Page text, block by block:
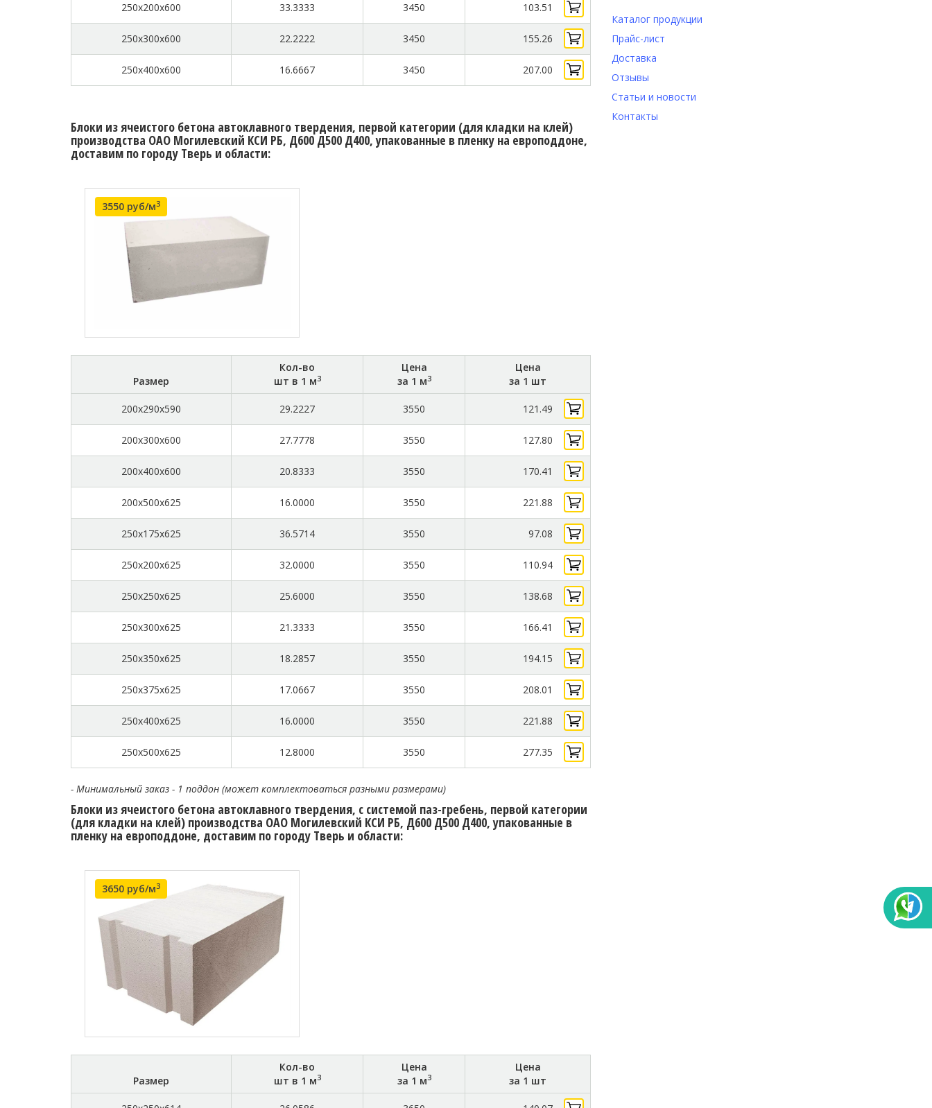
250x200x600 33.3333 3450 103.51
250x300x600 22.2222 3450 155.26
250x400x600 16.6667 3450 207.00
Блоки из ячеистого бетона автоклавного твердения, первой категории (для кладки на клей)
производства ОАО Могилевский КСИ РБ, Д600 Д500 Д400, упакованные в пленку на европоддоне,
доставим по городу Тверь и области:
3550 руб/м3
Размер
Кол-во
шт в 1 м3
Цена
за 1 м3
Цена
за 1 шт
200x290x590 29.2227 3550 121.49
200x300x600 27.7778 3550 127.80
200x400x600 20.8333 3550 170.41
200x500x625 16.0000 3550 221.88
250x175x625 36.5714 3550 97.08
250x200x625 32.0000 3550 110.94
250x250x625 25.6000 3550 138.68
250x300x625 21.3333 3550 166.41
250x350x625 18.2857 3550 194.15
250x375x625 17.0667 3550 208.01
250x400x625 16.0000 3550 221.88
250x500x625 12.8000 3550 277.35
- Минимальный заказ - 1 поддон (может комплектоваться разными размерами)
Блоки из ячеистого бетона автоклавного твердения, с системой паз-гребень, первой категории
(для кладки на клей) производства ОАО Могилевский КСИ РБ, Д600 Д500 Д400, упакованные в
пленку на европоддоне, доставим по городу Тверь и области:
3650 руб/м3
Размер
Кол-во
шт в 1 м3
Цена
за 1 м3
Цена
за 1 шт
Каталог продукции
Прайс-лист
Доставка
Отзывы
Статьи и новости
Контакты